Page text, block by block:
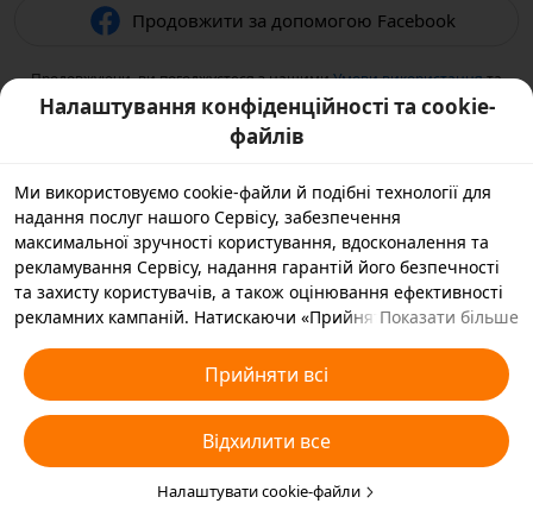
Продовжити за допомогою Facebook
Продовжуючи, ви погоджуєтеся з нашимиУмови використаннята
підтверджуєте, що прочитали нашуПолітикою конфіденційності
Налаштування конфіденційності та cookie-
файлів
Ми використовуємо cookie-файли й подібні технології для
надання послуг нашого Сервісу, забезпечення
максимальної зручності користування, вдосконалення та
рекламування Сервісу, надання гарантій його безпечності
та захисту користувачів, а також оцінювання ефективності
рекламних кампаній. Натискаючи «Прийняти всі», ви
cookie-файли й подібні технології на вашому пристрої,
зібрані в рекламних цілях. Ви також можете вибрати
варіант «Відхилити всі» для необов’язкових cookie-файлів
або вказати, які типи cookie-файлів ви згодні прийняти, а які
бажаєте заблокувати, натиснувши «Налаштувати cookie-
файли» нижче на цій сторінці або зайшовши в розділ
Показати більше
Прийняти всі
Відхилити все
Налаштувати cookie-файли